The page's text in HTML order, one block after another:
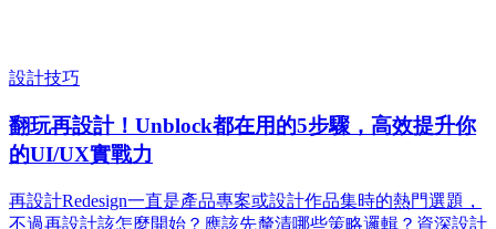
設計技巧
翻玩再設計！Unblock都在用的5步驟，高效提升你
的UI/UX實戰力
再設計Redesign一直是產品專案或設計作品集時的熱門選題，
不過再設計該怎麼開始？應該先釐清哪些策略邏輯？資深設計